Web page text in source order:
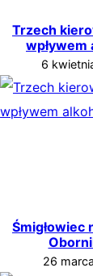
Trzech
wpływem
6
Śmigłowiec
26